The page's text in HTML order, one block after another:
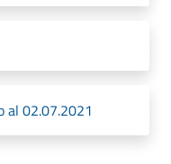
al 02.07.2021